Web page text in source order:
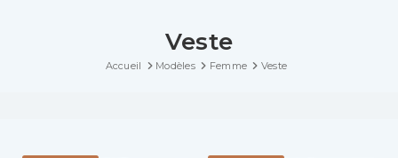
Veste
Accueil Modèles Femme Veste